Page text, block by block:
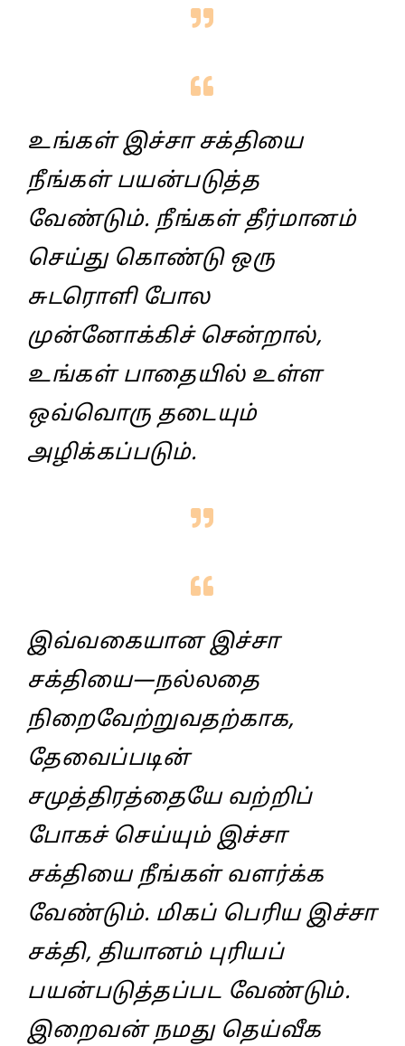
உங்கள் இச்சா சக்தியை
நீங்கள் பயன்படுத்த
வேண்டும். நீங்கள் தீர்மானம்
செய்து கொண்டு ஒரு
சுடரொளி போல
முன்னோக்கிச் சென்றால்,
உங்கள் பாதையில் உள்ள
ஒவ்வொரு தடையும்
அழிக்கப்படும்.
இவ்வகையான இச்சா
சக்தியை—நல்லதை
நிறைவேற்றுவதற்காக,
தேவைப்படின்‌
சமுத்திரத்தையே வற்றிப்‌
போகச்‌ செய்யும்‌ இச்சா
சக்தியை நீங்கள்‌ வளர்க்க
வேண்டும்‌. மிகப்‌ பெரிய இச்சா
சக்தி, தியானம் புரியப்‌
பயன்படுத்தப்பட வேண்டும்‌.
இறைவன்‌ நமது தெய்வீக